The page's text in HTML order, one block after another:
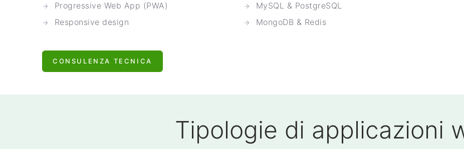
Progressive Web App (PWA)
Responsive design
MySQL & PostgreSQL
MongoDB & Redis
CONSULENZA TECNICA
Tipologie di applicazioni